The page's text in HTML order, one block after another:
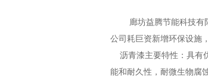
环氧煤
廊坊益腾节能科技有限
公司耗巨资新增环保设施
沥青漆主要特性：具有
能和耐久性，耐微生物腐